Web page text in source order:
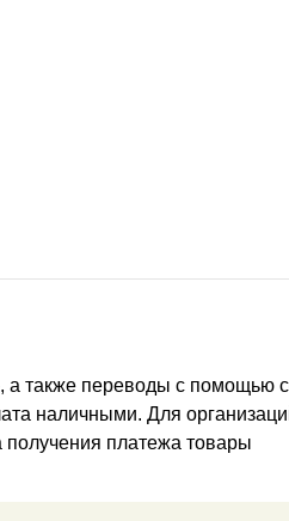
а также переводы с помощью
наличными. Для
получения платежа товары